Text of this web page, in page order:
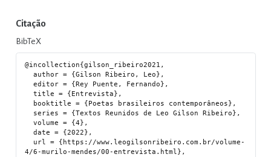
Citação
BibTeX
@incollection{gilson_ribeiro2021,
  author = {Gilson Ribeiro, Leo},
  editor = {Rey Puente, Fernando},
  title = {Entrevista},
  volume = {4},
  date = {2022},
4/6-murilo-mendes/00-entrevista.html},